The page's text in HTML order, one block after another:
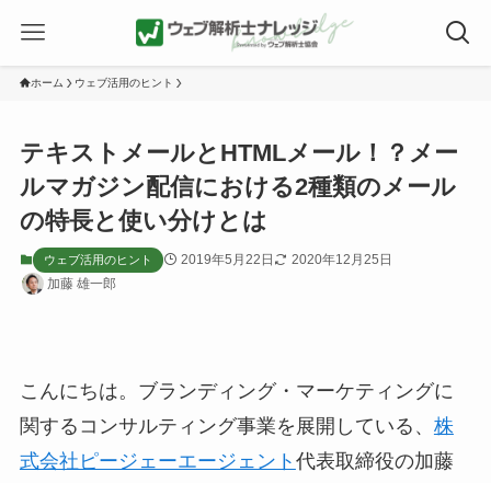
ホーム ウェブ活用のヒント
テキストメールとHTMLメール！？メー
ルマガジン配信における2種類のメール
の特長と使い分けとは
ウェブ活用のヒント 2019年5月22日
2020年12月25日
加藤 雄一郎
こんにちは。ブランディング・マーケティングに
関するコンサルティング事業を展開している、 株
式会社ピージェーエージェント 代表取締役の加藤